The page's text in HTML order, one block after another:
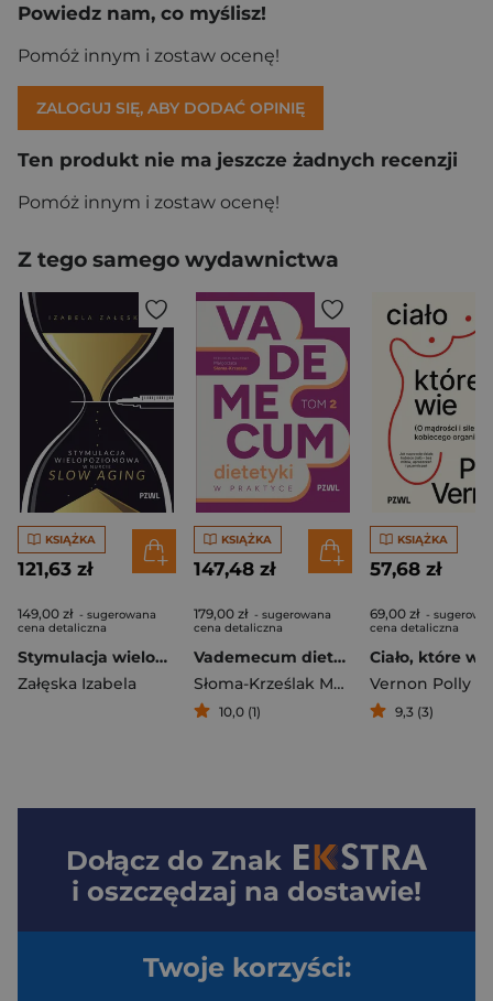
Powiedz nam, co myślisz!
Pomóż innym i zostaw ocenę!
ZALOGUJ SIĘ, ABY DODAĆ OPINIĘ
Ten produkt nie ma jeszcze żadnych recenzji
Pomóż innym i zostaw ocenę!
Z tego samego wydawnictwa
KSIĄŻKA
121,63 zł
149,00 zł - sugerowana
cena detaliczna
Stymulacja wielopoziomowa w nurcie slow aging
Załęska Izabela
KSIĄŻKA
147,48 zł
179,00 zł - sugerowana
cena detaliczna
Vademecum dietetyki w praktyce tom 2
Słoma-Krześlak Małgorzata
10,0 (1)
KSIĄŻKA
57,68 zł
69,00 zł -
cena detaliczna
Vernon Polly
9,3 (3)
Dołącz do Znak
i oszczędzaj na dostawie!
Twoje korzyści: